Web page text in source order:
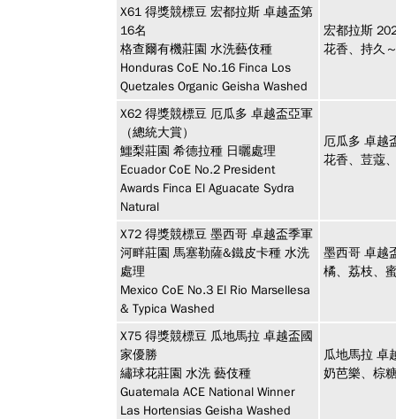
X61 得獎競標豆 宏都拉斯 卓越盃第
16名
格查爾有機莊園 水洗藝伎種
Honduras CoE No.16 Finca Los
Quetzales Organic Geisha Washed
宏都拉斯
花香、持久
X62 得獎競標豆 厄瓜多 卓越盃亞軍
（總統大賞）
鱷梨莊園 希德拉種 日曬處理
Ecuador CoE No.2 President
Awards Finca El Aguacate Sydra
Natural
厄瓜多 卓越
花香、荳蔻
X72 得獎競標豆 墨西哥 卓越盃季軍
河畔莊園 馬塞勒薩&鐵皮卡種 水洗
處理
Mexico CoE No.3 El Rio Marsellesa
& Typica Washed
墨西哥 卓越
橘、荔枝、
X75 得獎競標豆 瓜地馬拉 卓越盃國
家優勝
繡球花莊園 水洗 藝伎種
Guatemala ACE National Winner
Las Hortensias Geisha Washed
瓜地馬拉 卓
奶芭樂、棕